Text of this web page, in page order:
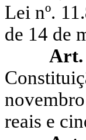
Lei nº.
de 14 de
Art.
reais e